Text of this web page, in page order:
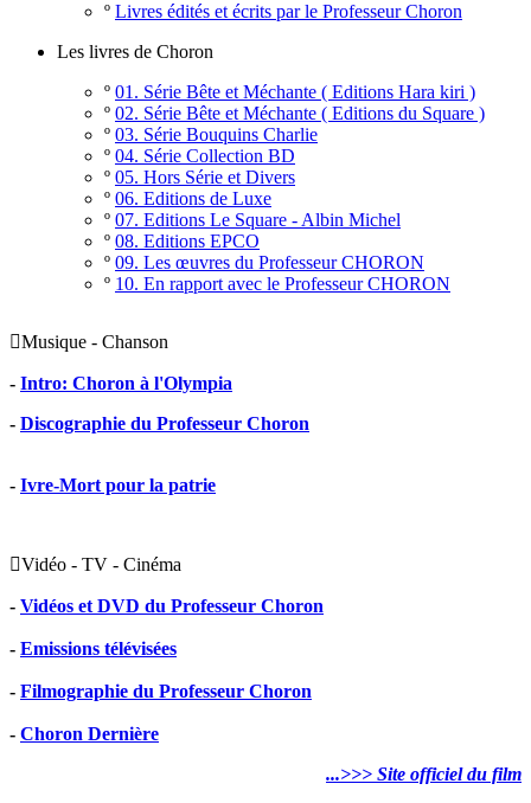
º Livres édités et écrits par le Professeur Choron
Les livres de Choron
º 01. Série Bête et Méchante ( Editions Hara kiri )
º 02. Série Bête et Méchante ( Editions du Square )
º 03. Série Bouquins Charlie
º 04. Série Collection BD
º 05. Hors Série et Divers
º 06. Editions de Luxe
º 07. Editions Le Square - Albin Michel
º 08. Editions EPCO
º 09. Les œuvres du Professeur CHORON
º 10. En rapport avec le Professeur CHORON
Musique - Chanson
- Intro: Choron à l'Olympia
- Discographie du Professeur Choron
- Ivre-Mort pour la patrie
Vidéo - TV - Cinéma
- Vidéos et DVD du Professeur Choron
- Emissions télévisées
- Filmographie du Professeur Choron
- Choron Dernière
...>>> Site officiel du film